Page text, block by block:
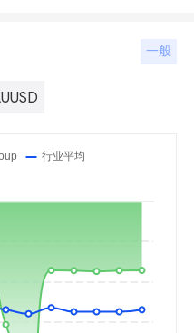
一般